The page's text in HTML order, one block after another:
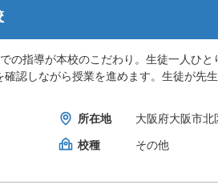
の指導が本校のこだわり。生徒一人ひ
認しながら授業を進めます。生徒が先
所在地
大阪府大阪市
校種
その他